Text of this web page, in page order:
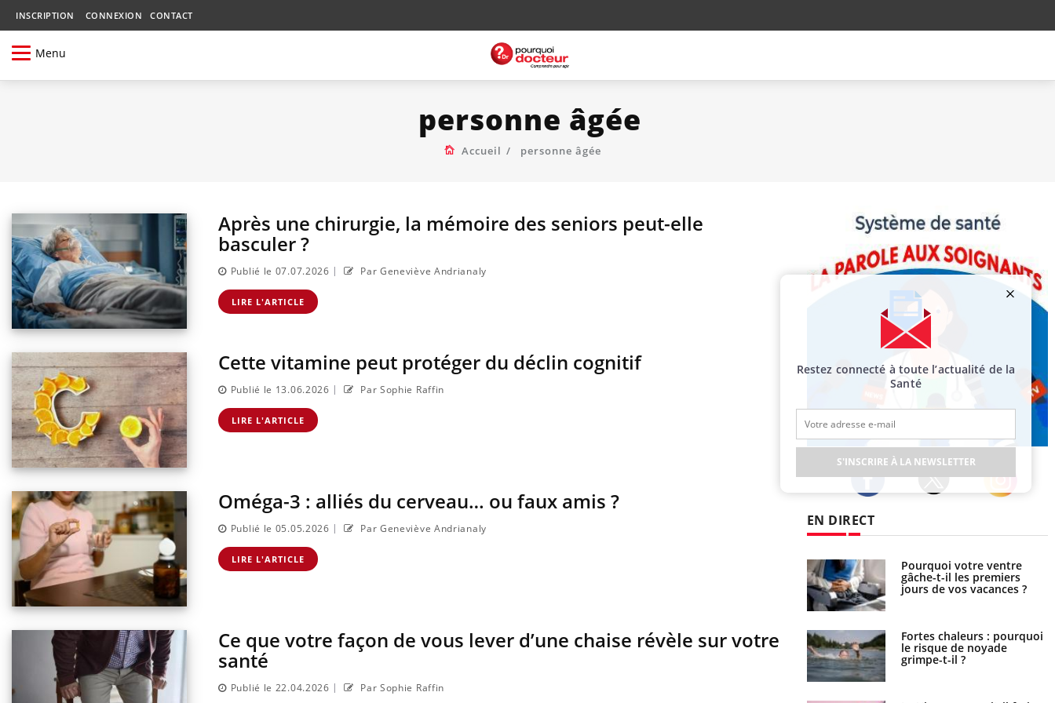
INSCRIPTION CONNEXION CONTACT
Menu
personne âgée
Accueil personne âgée
Après une chirurgie, la mémoire des seniors peut-elle
basculer ?
Publié le 07.07.2026 | Par Geneviève Andrianaly
LIRE L'ARTICLE
Cette vitamine peut protéger du déclin cognitif
Publié le 13.06.2026 | Par Sophie Raffin
LIRE L'ARTICLE
Oméga-3 : alliés du cerveau… ou faux amis ?
Publié le 05.05.2026 | Par Geneviève Andrianaly
LIRE L'ARTICLE
Ce que votre façon de vous lever d’une chaise révèle sur votre
santé
Publié le 22.04.2026 | Par Sophie Raffin
EN DIRECT
une otite
?
cas détecté
en France
Grossesse à risque : ce jus
naturel attire l'attention
des chercheurs
Comment oublier les
écrans en vacances ?
Chikungunya, dengue,
West Nile : que se passe-t-
La sieste empêche-t-elle de
dormir la nuit ?
Pourquoi votre ventre
gâche-t-il les premiers
jours de vos vacances ?
Fortes chaleurs : pourquoi
le risque de noyade
grimpe-t-il ?
Restez connecté à toute l’actualité de la
Santé
S'INSCRIRE À LA NEWSLETTER